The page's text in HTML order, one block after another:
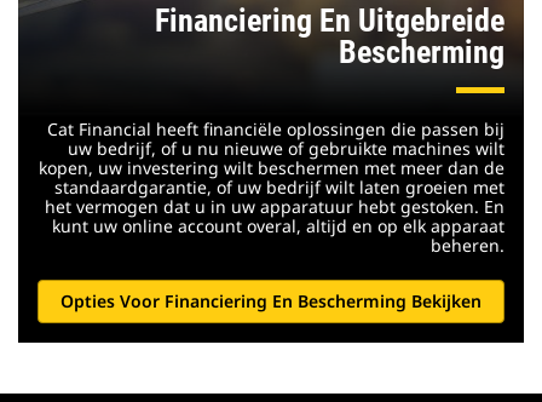
Financiering En Uitgebreide
Bescherming
Cat Financial heeft financiële oplossingen die passen bij
uw bedrijf, of u nu nieuwe of gebruikte machines wilt
kopen, uw investering wilt beschermen met meer dan de
standaardgarantie, of uw bedrijf wilt laten groeien met
het vermogen dat u in uw apparatuur hebt gestoken. En
kunt uw online account overal, altijd en op elk apparaat
beheren.
Opties Voor Financiering En Bescherming Bekijken